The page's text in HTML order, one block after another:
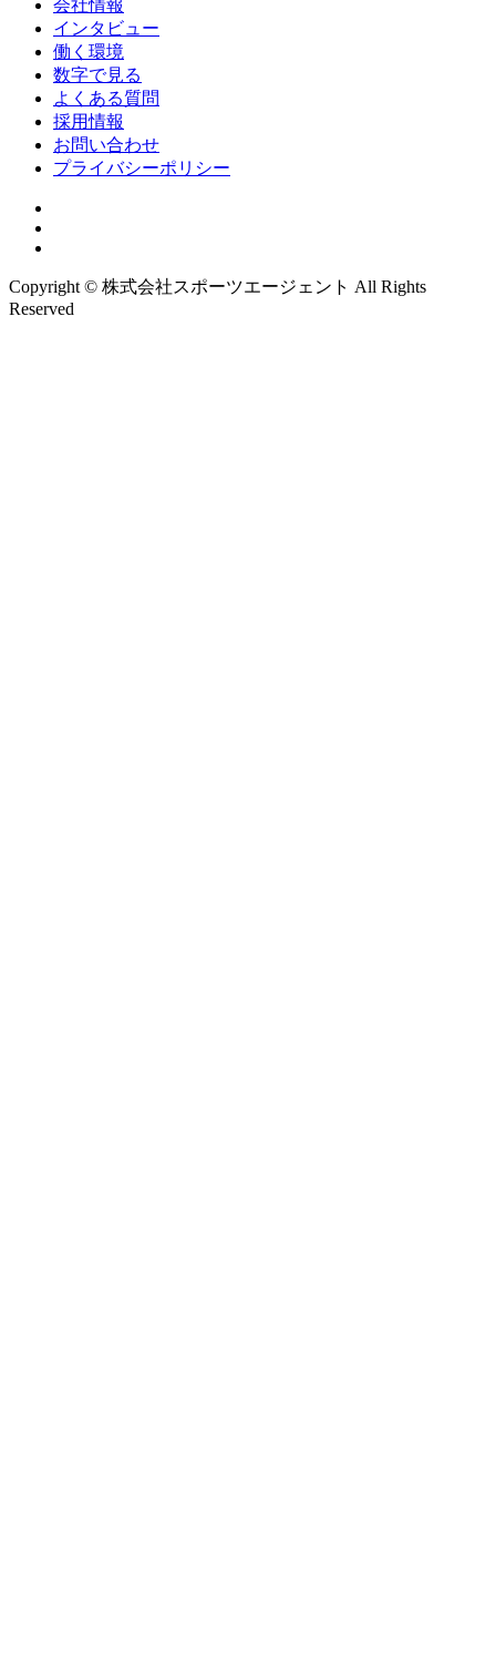
会社情報
インタビュー
働く環境
数字で見る
よくある質問
採用情報
お問い合わせ
プライバシーポリシー
Copyright © 株式会社スポーツエージェント All Rights
Reserved